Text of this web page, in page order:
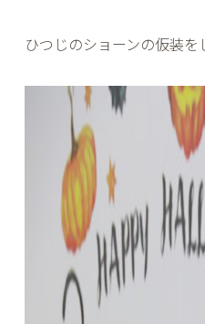
ひつじのショーンの仮装を